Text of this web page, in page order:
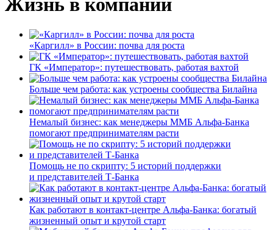
Жизнь в компании
«Каргилл» в России: почва для роста
ГК «Император»: путешествовать, работая вахтой
Больше чем работа: как устроены сообщества Билайна
Немалый бизнес: как менеджеры ММБ Альфа-Банка
помогают предпринимателям расти
Помощь не по скрипту: 5 историй поддержки
и представителей Т-Банка
Как работают в контакт-центре Альфа-Банка: богатый
жизненный опыт и крутой старт